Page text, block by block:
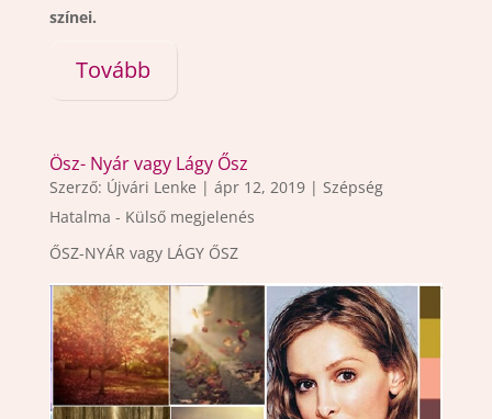
színei.
Tovább
Ösz- Nyár vagy Lágy Ősz
Szerző: Újvári Lenke | ápr 12, 2019| Szépség
Hatalma - Külső megjelenés
ŐSZ-NYÁR vagy LÁGY ŐSZ